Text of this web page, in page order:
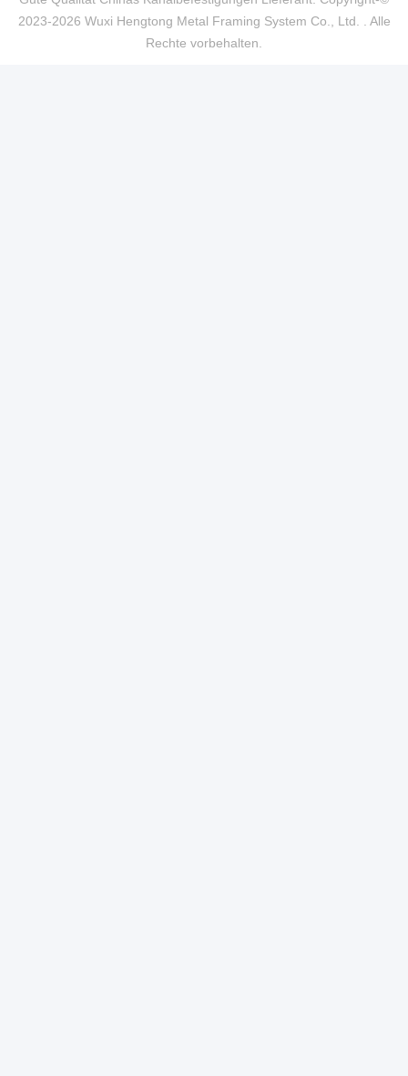
2023-2026 Wuxi Hengtong Metal Framing System Co., Ltd. . Alle
Rechte vorbehalten.